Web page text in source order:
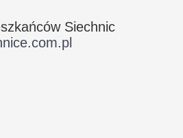
Siechnic